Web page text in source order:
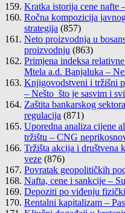
Kratka istorija cene nafte
Ročna kompozicija
strategija (857)
Neto proizvodnja u
proizvodnju (863)
Primjena indeksa
Mtela a.d. Banjaluka –
Knjigovodstveni i tržišni
– Nešto što je sasvim i
Zaštita bankarskog
regulacija (871)
Uporedna analiza cijene
tržištu – CNG
Tržišta akcija i društvena
veze (876)
Povratak geopolitičkih
Nafta, cene i sankcije –
Depoziti po viđenju
Rentalni kapitalizam –